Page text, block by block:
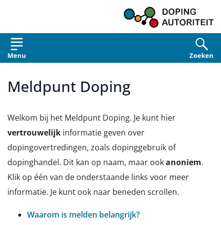
Menu Zoeken
Meldpunt Doping
Welkom bij het Meldpunt Doping. Je kunt hier
vertrouwelijk informatie geven over
dopingovertredingen, zoals dopinggebruik of
dopinghandel. Dit kan op naam, maar ookanoniem.
Klik op één van de onderstaande links voor meer
informatie. Je kunt ook naar beneden scrollen.
Waarom is melden belangrijk?